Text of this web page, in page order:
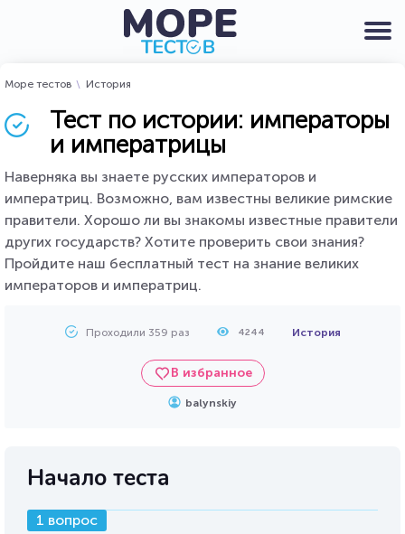
Море тестов История
Тест по истории: императоры
и императрицы
Наверняка вы знаете русских императоров и
императриц. Возможно, вам известны великие римские
правители. Хорошо ли вы знакомы известные правители
других государств? Хотите проверить свои знания?
Пройдите наш бесплатный тест на знание великих
императоров и императриц.
Проходили 359 раз 4244 История
В избранное
balynskiy
Начало теста
1 вопрос